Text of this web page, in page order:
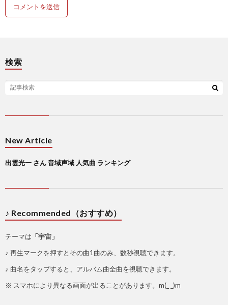
検索
New Article
出雲光一 さん 音域声域 人気曲 ランキング
♪ Recommended（おすすめ）
テーマは 「宇宙」
♪ 再生マークを押すとその曲1曲のみ、数秒視聴できます。
♪ 曲名をタップすると、アルバム曲全曲を視聴できます。
※ スマホにより異なる画面が出ることがあります。m(_ _)m